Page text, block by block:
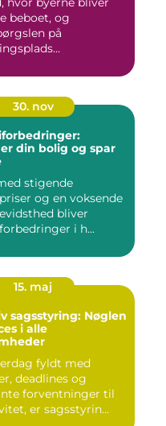
beboet, og
på
30. nov
din bolig og spar
stigende
og en voksende
bliver
i h...
15. maj
sagsstyring: Nøglen
i alle
fyldt med
deadlines og
forventninger til
er sagsstyrin...